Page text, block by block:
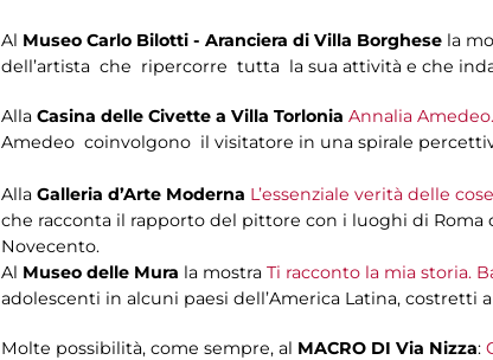
Al Museo Carlo Bilotti - Aranciera di Villa Borghese la
dell’artista che ripercorre tutta la sua attività e che
Alla Casina delle Civette a Villa Torlonia Annalia
Amedeo coinvolgono il visitatore in una spirale
Alla Galleria d’Arte Moderna L’essenziale verità delle
che racconta il rapporto del pittore con i luoghi di
Novecento.
Al Museo delle Mura la mostra Ti racconto la mia storia.
adolescenti in alcuni paesi dell’America Latina,
Molte possibilità, come sempre, al MACRO DI Via Nizza: